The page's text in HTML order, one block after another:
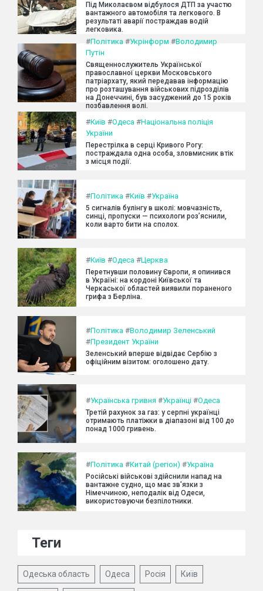
Під Миколаєвом відбулося ДТП за участю
вантажного автомобіля та легкового. В
результаті аварії постраждав водій
легковика.
#Політика #Укрінформ #Володимир
Путін
Священнослужитель Української
православної церкви Московського
патріархату, який передавав інформацію
про розташування військових підрозділів
на Донеччині, був засуджений до 15 років
позбавлення волі.
#Київ #Одеса #Національна поліція
України
Перестрілка в серці Кривого Рогу:
постраждала одна особа, зловмисник втік
з місця події.
#Політика #Київ #Україна
5 сигналів булінгу в школі: мовчазність,
синці, пропуски — психологи роз’яснили,
коли варто бити на сполох.
#Київ #Одеса #Церква
Перетнувши половину Європи, я опинився
в Україні: на кордоні Київської та
Черкаської областей виявили пораненого
грифа з Берліна.
#Політика #Володимир Зеленський
#Президент України
Зеленський вперше відвідає Сербію з
офіційним візитом: оголошено дату.
#Українська гривня #Українці #Одеса
Третій рахунок за газ: у серпні українці
отримають платіжки в діапазоні від 100 до
понад 1000 гривень.
#Політика #Китай (регіон) #Україна
Російські військові здійснили напад на
вантажне судно, що має зв'язки з
Німеччиною, неподалік від Одеси,
використовуючи безпілотники.
Теги
Одеська область Одеса Росія Київ